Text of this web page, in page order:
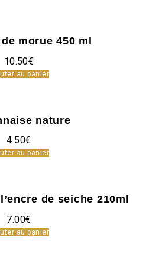
morue 450 ml
10.50€
au panier
nature
4.50€
au panier
de seiche 210ml
7.00€
au panier